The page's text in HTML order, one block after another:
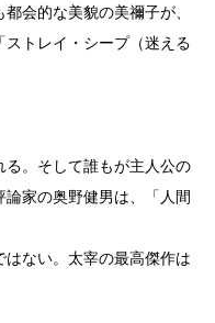
会的な美貌の美禰子が、
トレイ・シープ（迷える
。そして誰もが主人公の
家の奥野健男は、「人間
はない。太宰の最高傑作は